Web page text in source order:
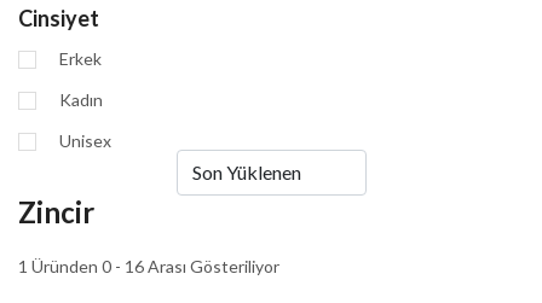
Cinsiyet
Erkek
Kadın
Unisex
Zincir
1 Üründen 0 - 16 Arası Gösteriliyor